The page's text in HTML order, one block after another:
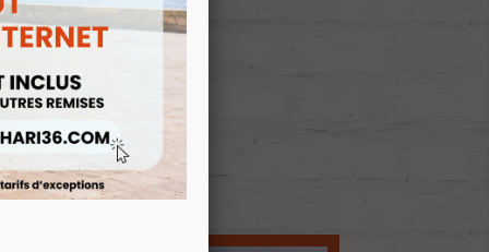
PANIER
D'ENVIES